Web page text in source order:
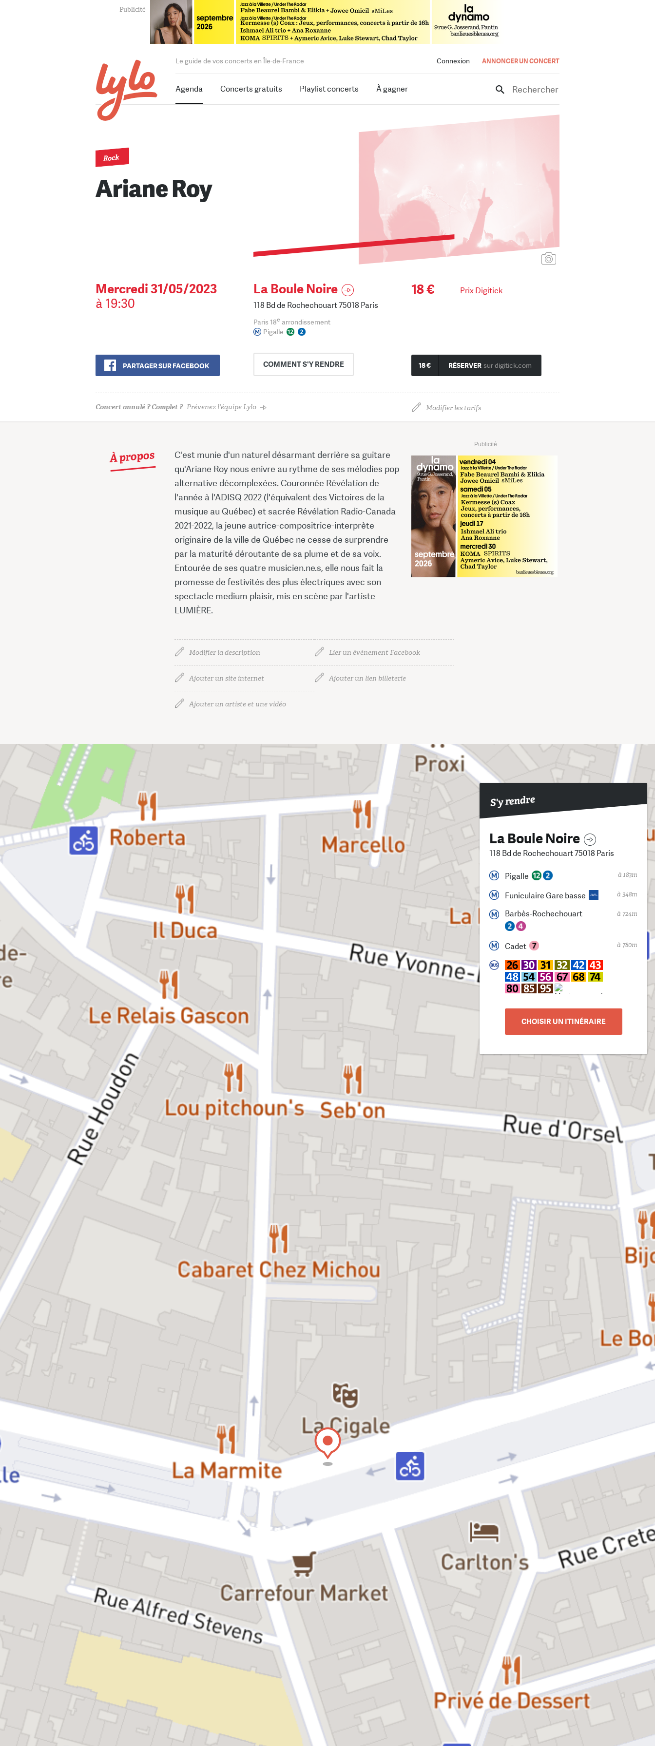
Connexion ANNONCER UN CONCERT
Le guide de vos concerts en Île-de-France
Agenda Concerts gratuits Playlist concerts À gagner Rechercher
Rock
Ariane Roy
Mercredi 31/05/2023
à 19:30
PARTAGER SUR FACEBOOK
La Boule Noire
118 Bd de Rochechouart 75018 Paris
Paris 18e arrondissement
Pigalle
COMMENTS'Y RENDRE
18 € Prix Digitick
18 € RÉSERVER sur digitick.com
Concert annulé ? Complet ? Prévenez l'équipe Lylo Modifier les tarifs
À propos
Publicité
C'est munie d'un naturel désarmant derrière sa guitare
qu'Ariane Roy nous enivre au rythme de ses mélodies pop
alternative décomplexées. Couronnée Révélation de
l'année à l'ADISQ 2022 (l'équivalent des Victoires de la
musique au Québec) et sacrée Révélation Radio-Canada
2021-2022, la jeune autrice-compositrice-interprète
originaire de la ville de Québec ne cesse de surprendre
par la maturité déroutante de sa plume et de sa voix.
Entourée de ses quatre musicien.ne.s, elle nous fait la
promesse de festivités des plus électriques avec son
spectacle medium plaisir, mis en scène par l'artiste
LUMIÈRE.
Modifier la description Lier un événement Facebook
Ajouter un site internet Ajouter un lien billeterie
Ajouter un artiste et une vidéo
S'y rendre
La Boule Noire
118 Bd de Rochechouart 75018 Paris
Pigalle à 183m
Funiculaire Gare basse à 348m
Barbès-Rochechouart à 724m
Cadet à 780m
CHOISIR UN ITINÉRAIRE